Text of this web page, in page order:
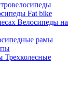
Fat bike
Велосипеды на
рамы
Трехколесные